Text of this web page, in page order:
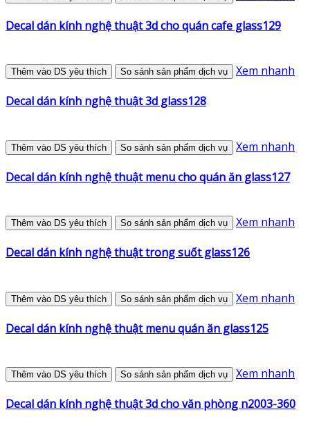
Decal dán kính nghệ thuật 3d cho quán cafe glass129
Thêm vào DS yêu thích So sánh sản phẩm dịch vụ Xem nhanh
Decal dán kính nghệ thuật 3d glass128
Thêm vào DS yêu thích So sánh sản phẩm dịch vụ Xem nhanh
Decal dán kính nghệ thuật menu cho quán ăn glass127
Thêm vào DS yêu thích So sánh sản phẩm dịch vụ Xem nhanh
Decal dán kính nghệ thuật trong suốt glass126
Thêm vào DS yêu thích So sánh sản phẩm dịch vụ Xem nhanh
Decal dán kính nghệ thuật menu quán ăn glass125
Thêm vào DS yêu thích So sánh sản phẩm dịch vụ Xem nhanh
Decal dán kính nghệ thuật 3d cho văn phòng n2003-360